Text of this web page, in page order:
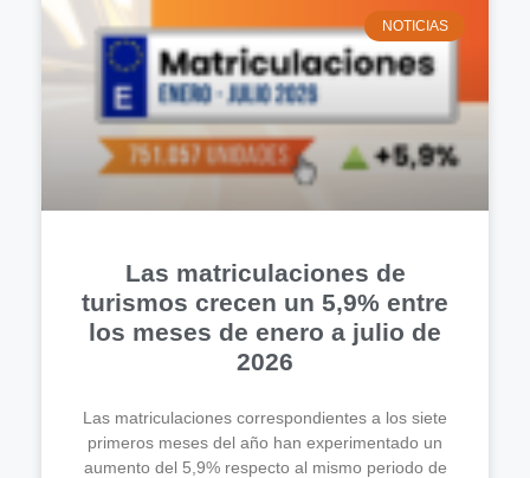
NOTICIAS
Las matriculaciones de
turismos crecen un 5,9% entre
los meses de enero a julio de
2026
Las matriculaciones correspondientes a los siete
primeros meses del año han experimentado un
aumento del 5,9% respecto al mismo periodo de